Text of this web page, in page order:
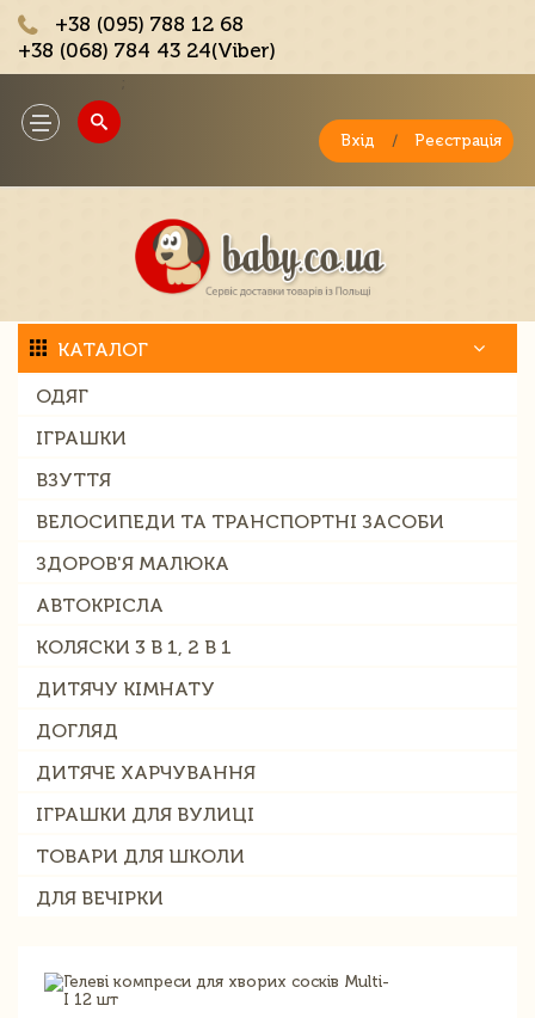
+38 (095) 788 12 68
+38 (068) 784 43 24(Viber)
Toggle
navigation
Вхід / Реєстрація
КАТАЛОГ
ОДЯГ
ІГРАШКИ
ВЗУТТЯ
ВЕЛОСИПЕДИ ТА ТРАНСПОРТНІ ЗАСОБИ
ЗДОРОВ'Я МАЛЮКА
АВТОКРІСЛА
КОЛЯСКИ 3 В 1, 2 В 1
ДИТЯЧУ КІМНАТУ
ДОГЛЯД
ДИТЯЧЕ ХАРЧУВАННЯ
ІГРАШКИ ДЛЯ ВУЛИЦІ
ТОВАРИ ДЛЯ ШКОЛИ
ДЛЯ ВЕЧІРКИ